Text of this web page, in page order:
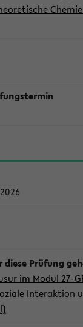
im Modul 27-
Interaktion